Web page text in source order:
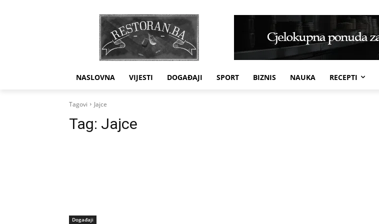
NASLOVNA VIJESTI DOGAĐAJI SPORT BIZNIS NAUKA RECEPTI
Tagovi Jajce
Tag: Jajce
Događaji